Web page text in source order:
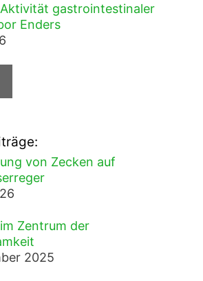
gastrointestinaler
Enders
von Zecken auf
Zentrum der
2025